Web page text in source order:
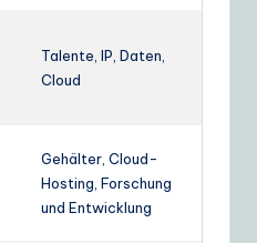
Talente, IP, Daten,
Cloud
Gehälter, Cloud-
Hosting, Forschung
und Entwicklung